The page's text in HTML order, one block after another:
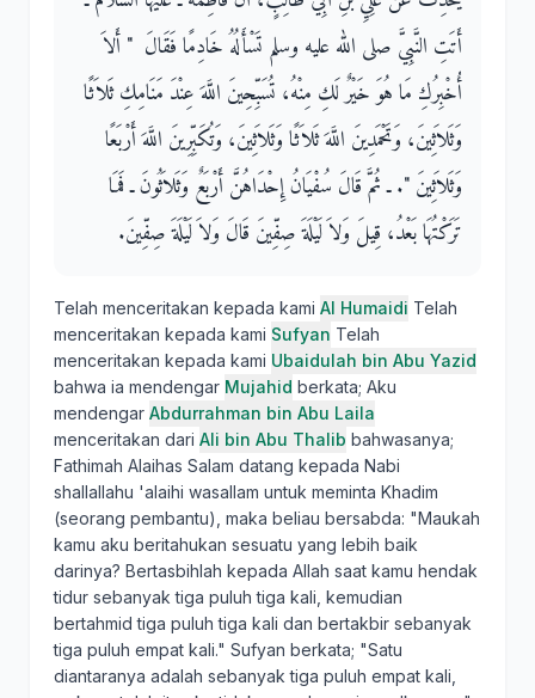
أَتَتِ النَّبِيَّ صلى الله عليه وسلم تَسْأَلُهُ خَادِمًا فَقَالَ ‏ "‏ أَلاَ
أُخْبِرُكِ مَا هُوَ خَيْرٌ لَكِ مِنْهُ، تُسَبِّحِينَ اللَّهَ عِنْدَ مَنَامِكِ ثَلاَثًا
وَثَلاَثِينَ، وَتَحْمَدِينَ اللَّهَ ثَلاَثًا وَثَلاَثِينَ، وَتُكَبِّرِينَ اللَّهَ أَرْبَعًا
وَثَلاَثِينَ ‏"‏‏.‏ ـ ثُمَّ قَالَ سُفْيَانُ إِحْدَاهُنَّ أَرْبَعٌ وَثَلاَثُونَ ـ فَمَا
تَرَكْتُهَا بَعْدُ، قِيلَ وَلاَ لَيْلَةَ صِفِّينَ قَالَ وَلاَ لَيْلَةَ صِفِّينَ‏.‏
Telah menceritakan kepada kami Al Humaidi Telah
menceritakan kepada kami Sufyan Telah
menceritakan kepada kami Ubaidulah bin Abu Yazid
bahwa ia mendengar Mujahid berkata; Aku
mendengar Abdurrahman bin Abu Laila
menceritakan dari Ali bin Abu Thalib bahwasanya;
Fathimah Alaihas Salam datang kepada Nabi
shallallahu 'alaihi wasallam untuk meminta Khadim
(seorang pembantu), maka beliau bersabda: "Maukah
kamu aku beritahukan sesuatu yang lebih baik
darinya? Bertasbihlah kepada Allah saat kamu hendak
tidur sebanyak tiga puluh tiga kali, kemudian
bertahmid tiga puluh tiga kali dan bertakbir sebanyak
tiga puluh empat kali." Sufyan berkata; "Satu
diantaranya adalah sebanyak tiga puluh empat kali,